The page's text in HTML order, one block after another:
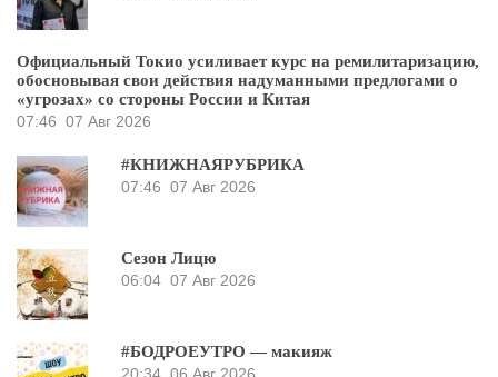
Официальный Токио усиливает курс на ремилитаризацию,
обосновывая свои действия надуманными предлогами о
«угрозах» со стороны России и Китая
07:46 07 Авг 2026
#КНИЖНАЯРУБРИКА
07:46 07 Авг 2026
Сезон Лицю
06:04 07 Авг 2026
#БОДРОЕУТРО — макияж
20:34 06 Авг 2026